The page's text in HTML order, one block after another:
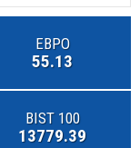
ЕВРО
55.13
BIST 100
13779.39